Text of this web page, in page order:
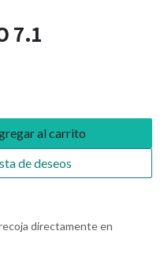
7.1
al carrito
de deseos
directamente en